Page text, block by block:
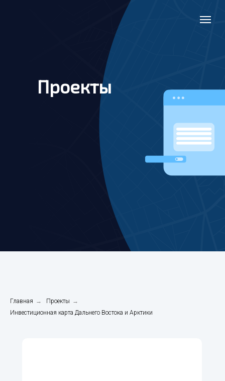
Проекты
Главная → Проекты →
Инвестиционная карта Дальнего Востока и Арктики